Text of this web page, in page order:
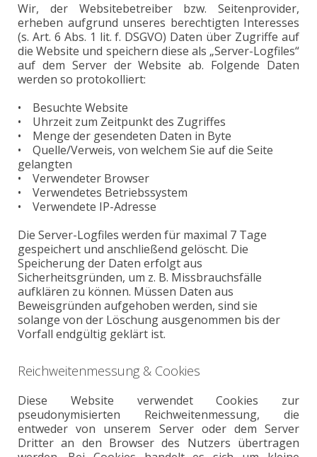
Wir, der Websitebetreiber bzw. Seitenprovider,
erheben aufgrund unseres berechtigten Interesses
(s. Art. 6 Abs. 1 lit. f. DSGVO) Daten über Zugriffe auf
die Website und speichern diese als „Server-Logfiles“
auf dem Server der Website ab. Folgende Daten
werden so protokolliert:
• Besuchte Website
• Uhrzeit zum Zeitpunkt des Zugriffes
• Menge der gesendeten Daten in Byte
• Quelle/Verweis, von welchem Sie auf die Seite
gelangten
• Verwendeter Browser
• Verwendetes Betriebssystem
• Verwendete IP-Adresse
Die Server-Logfiles werden für maximal 7 Tage
gespeichert und anschließend gelöscht. Die
Speicherung der Daten erfolgt aus
Sicherheitsgründen, um z. B. Missbrauchsfälle
aufklären zu können. Müssen Daten aus
Beweisgründen aufgehoben werden, sind sie
solange von der Löschung ausgenommen bis der
Vorfall endgültig geklärt ist.
Reichweitenmessung & Cookies
Diese Website verwendet Cookies zur
pseudonymisierten Reichweitenmessung, die
entweder von unserem Server oder dem Server
Dritter an den Browser des Nutzers übertragen